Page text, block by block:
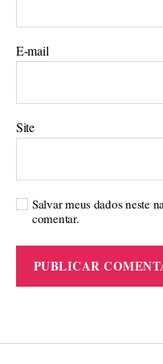
E-mail
Site
Salvar meus dados neste
comentar.